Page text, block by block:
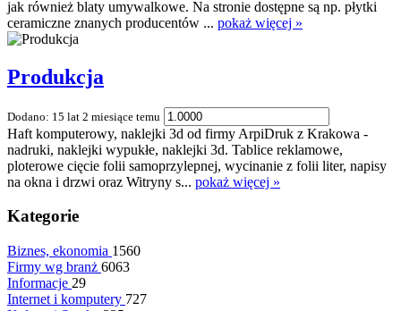
jak również blaty umywalkowe. Na stronie dostępne są np. płytki
ceramiczne znanych producentów ... pokaż więcej »
Produkcja
Dodano: 15 lat 2 miesiące temu
Haft komputerowy, naklejki 3d od firmy ArpiDruk z Krakowa -
nadruki, naklejki wypukłe, naklejki 3d. Tablice reklamowe,
ploterowe cięcie folii samoprzylepnej, wycinanie z folii liter, napisy
na okna i drzwi oraz Witryny s... pokaż więcej »
Kategorie
Biznes, ekonomia 1560
Firmy wg branż 6063
Informacje 29
Internet i komputery 727